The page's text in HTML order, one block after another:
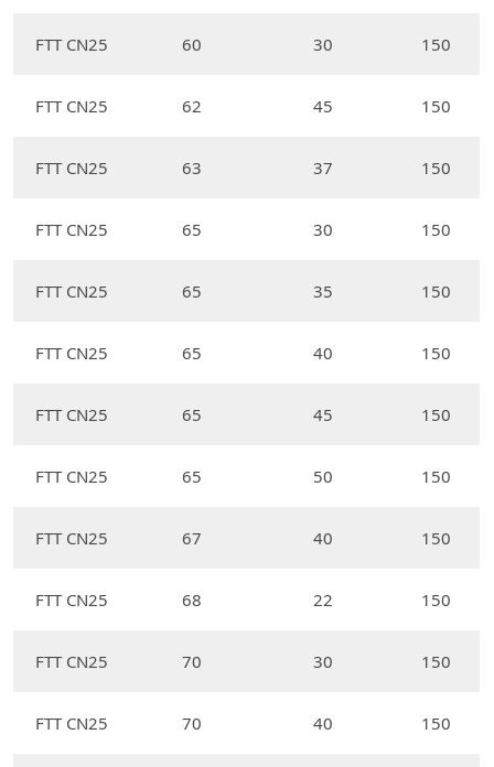
FTT CN25 60 30 150
FTT CN25 62 45 150
FTT CN25 63 37 150
FTT CN25 65 30 150
FTT CN25 65 35 150
FTT CN25 65 40 150
FTT CN25 65 45 150
FTT CN25 65 50 150
FTT CN25 67 40 150
FTT CN25 68 22 150
FTT CN25 70 30 150
FTT CN25 70 40 150